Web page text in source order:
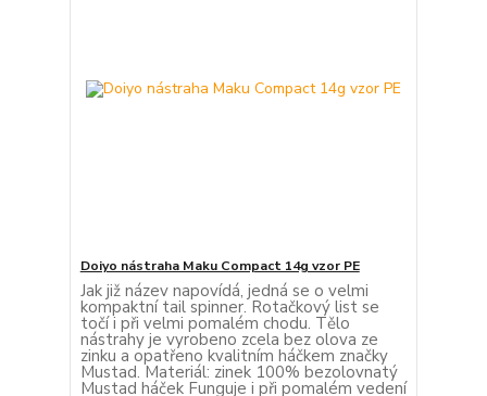
Doiyo nástraha Maku Compact 14g vzor PE
Jak již název napovídá, jedná se o velmi
kompaktní tail spinner. Rotačkový list se
točí i při velmi pomalém chodu. Tělo
nástrahy je vyrobeno zcela bez olova ze
zinku a opatřeno kvalitním háčkem značky
Mustad. Materiál: zinek 100% bezolovnatý
Mustad háček Funguje i při pomalém vedení